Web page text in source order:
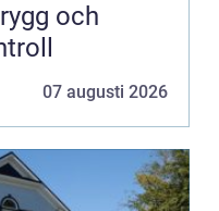
och
07 augusti 2026